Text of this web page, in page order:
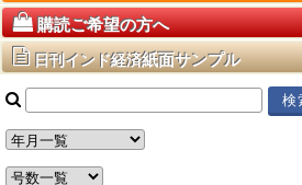
購読ご希望の方へ
日刊インド経済紙面サンプル